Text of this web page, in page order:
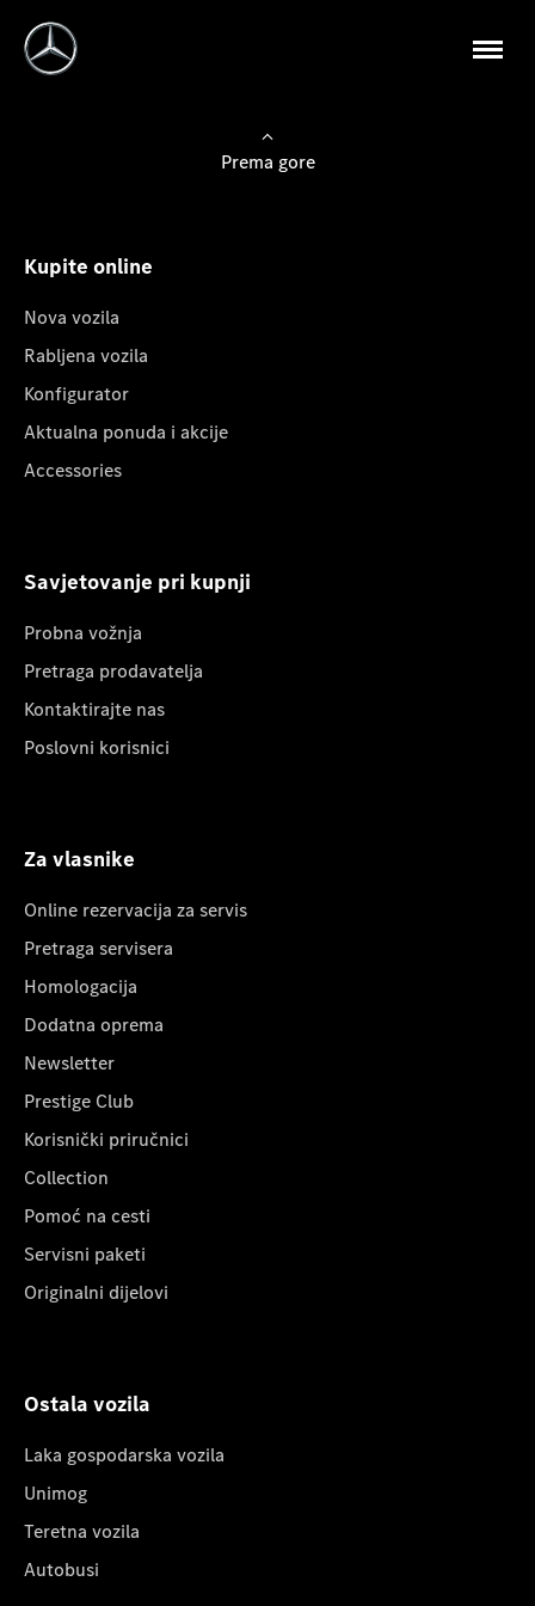
Prema gore
Kupite online
Nova vozila
Rabljena vozila
Konfigurator
Aktualna ponuda i akcije
Accessories
Savjetovanje pri kupnji
Probna vožnja
Pretraga prodavatelja
Kontaktirajte nas
Poslovni korisnici
Za vlasnike
Online rezervacija za servis
Pretraga servisera
Homologacija
Dodatna oprema
Newsletter
Prestige Club
Korisnički priručnici
Collection
Pomoć na cesti
Servisni paketi
Originalni dijelovi
Ostala vozila
Laka gospodarska vozila
Unimog
Teretna vozila
Autobusi